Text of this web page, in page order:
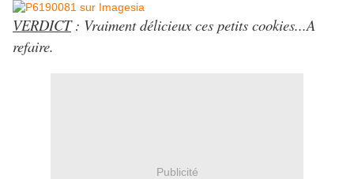
VERDICT: Vraiment délicieux ces petits cookies...A
refaire.
Publicité